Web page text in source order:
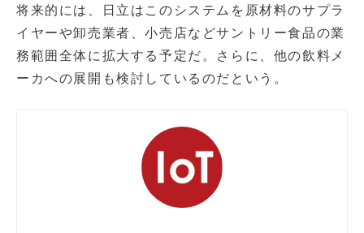
将来的には、日立はこのシステムを原材料のサプラ
イヤーや卸売業者、小売店などサントリー食品の業
務範囲全体に拡大する予定だ。さらに、他の飲料メ
ーカへの展開も検討しているのだという。